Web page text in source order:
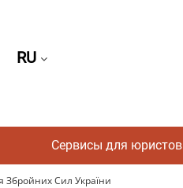
RU
Сервисы для юристов
Збройних Сил України